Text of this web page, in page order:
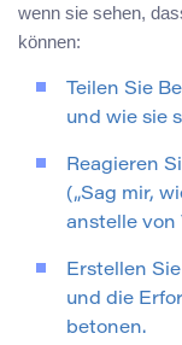
wenn sie sehen,
können:
Teilen Sie
und wie sie
Reagieren
(„Sag mir,
anstelle von
Erstellen
und die
betonen.